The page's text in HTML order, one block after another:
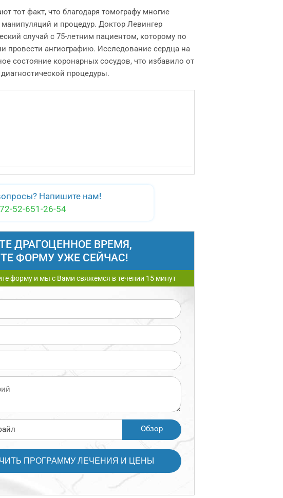
тот факт, что благодаря томографу многие
и процедур. Доктор Левингер
случай с 75-летним пациентом, которому по
провести ангиографию. Исследование сердца на
состояние коронарных сосудов, что избавило от
процедуры.
Напишите нам!
52-651-26-54
ДРАГОЦЕННОЕ ВРЕМЯ,
ФОРМУ УЖЕ СЕЙЧАС!
форму и мы с Вами свяжемся в течении 15 минут
Обзор